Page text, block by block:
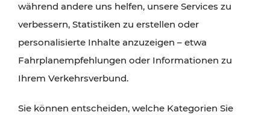
während andere uns helfen, unsere Services zu
verbessern, Statistiken zu erstellen oder
personalisierte Inhalte anzuzeigen – etwa
Fahrplanempfehlungen oder Informationen zu
Ihrem Verkehrsverbund.
Sie können entscheiden, welche Kategorien Sie